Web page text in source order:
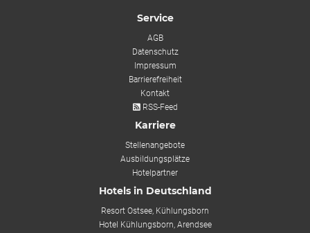
Service
AGB
Datenschutz
Impressum
Barrierefreiheit
Kontakt
RSS-Feed
Karriere
Stellenangebote
Ausbildungsplätze
Hotelpartner
Hotels in Deutschland
Resort Ostsee, Kühlungsborn
Hotel Kühlungsborn, Arendsee